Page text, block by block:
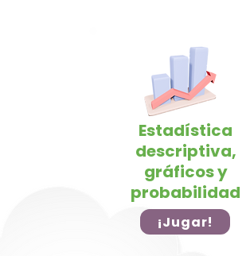
Estadística
descriptiva,
gráficos y
probabilidad
¡Jugar!